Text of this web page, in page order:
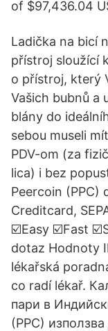
of $97,436.04
Ladička na bicí
přístroj sloužící
o přístroj, který
Vašich bubnů a
blány do
sebou museli
PDV-om (za
lica) i bez
Peercoin
Creditcard,
☑️Easy ☑️Fast
dotaz Hodnoty
lékařská
co radí lékař.
пари в
(PPC)